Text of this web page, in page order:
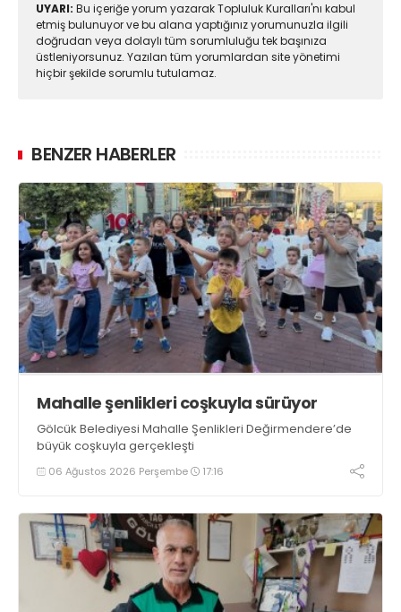
UYARI: Bu içeriğe yorum yazarak Topluluk Kuralları'nı kabul
etmiş bulunuyor ve bu alana yaptığınız yorumunuzla ilgili
doğrudan veya dolaylı tüm sorumluluğu tek başınıza
üstleniyorsunuz. Yazılan tüm yorumlardan site yönetimi
hiçbir şekilde sorumlu tutulamaz.
BENZER HABERLER
Mahalle şenlikleri coşkuyla sürüyor
Gölcük Belediyesi Mahalle Şenlikleri Değirmendere’de
büyük coşkuyla gerçekleşti
06 Ağustos 2026 Perşembe 17:16